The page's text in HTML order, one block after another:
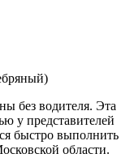
без водителя. Эта
у представителей
быстро выполнить
области.